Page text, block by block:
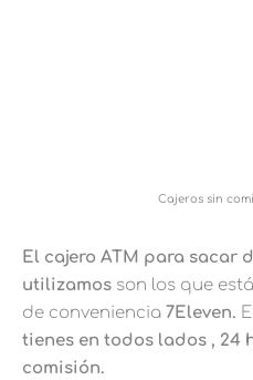
Cajeros sin
El cajero ATM para sacar
utilizamos son los que
de conveniencia 7Eleven.
tienes en todos lados , 24
comisión.